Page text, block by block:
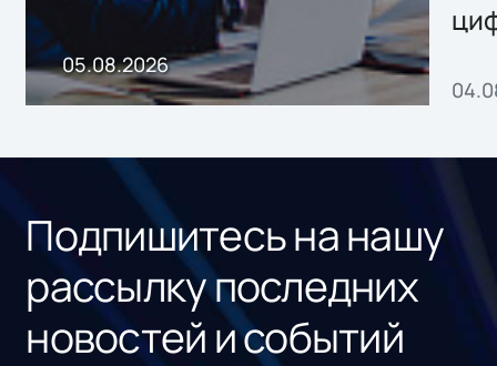
05.08.2026
Подпишитесь на нашу
рассылку последних
новостей и событий